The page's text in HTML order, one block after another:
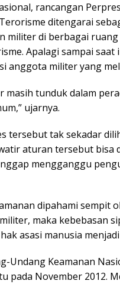
rancangan
ditengarai
militer di berbagai
Apalagi sampai saat
anggota militer yang
masih tunduk dalam
ujarnya.
tersebut tak sekadar
aturan tersebut bisa
mengganggu
dipahami sempit
maka kebebasan
asasi manusia
Undang Keamanan
pada November 2012.